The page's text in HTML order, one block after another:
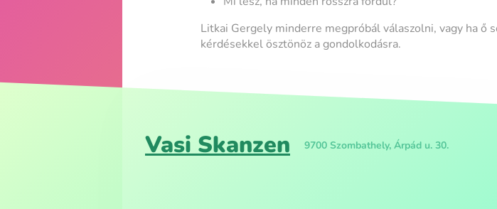
Litkai Gergely minderre megpróbál válaszolni, vagy ha ő
kérdésekkel ösztönöz a gondolkodásra.
Vasi Skanzen 9700 Szombathely, Árpád u. 30.